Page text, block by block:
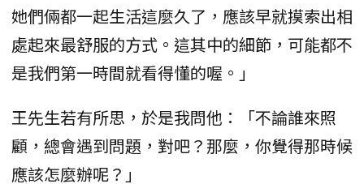
她們倆都一起生活這麼久了，應該早就摸索出相
處起來最舒服的方式。這其中的細節，可能都不
是我們第一時間就看得懂的喔。」
王先生若有所思，於是我問他：「不論誰來照
顧，總會遇到問題，對吧？那麼，你覺得那時候
應該怎麼辦呢？」